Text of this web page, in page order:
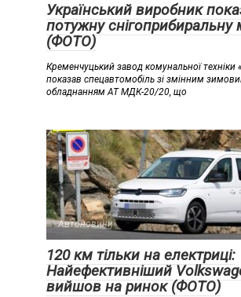
Український виробник
потужну
(ФОТО)
Кременчуцький завод комунальної техніки
показав спецавтомобіль зі змінним
обладнанням АТ МДК-20/20, що
Автоновини
120 км тільки на електриці:
Найефективніший
вийшов на ринок (ФОТО)